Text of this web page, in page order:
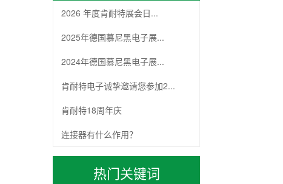
2026 年度肯耐特展会日...
2025年德国慕尼黑电子展...
2024年德国慕尼黑电子展...
肯耐特电子诚挚邀请您参加2...
肯耐特18周年庆
连接器有什么作用？
热门关键词